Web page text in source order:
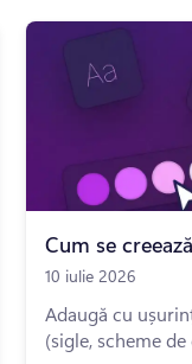
Cum se
10 iulie 2026
Adaugă cu
(sigle, scheme